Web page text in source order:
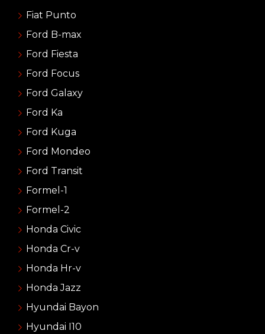
Fiat Punto
Ford B-max
Ford Fiesta
Ford Focus
Ford Galaxy
Ford Ka
Ford Kuga
Ford Mondeo
Ford Transit
Formel-1
Formel-2
Honda Civic
Honda Cr-v
Honda Hr-v
Honda Jazz
Hyundai Bayon
Hyundai I10